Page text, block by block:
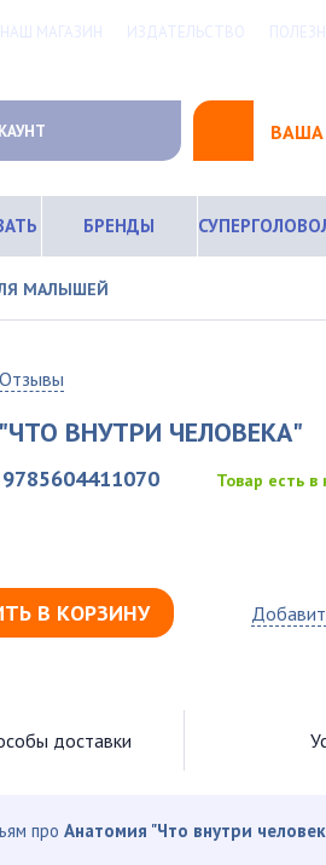
НАШ МАГАЗИН ИЗДАТЕЛЬСТВО
ВАША
БРЕНДЫ
МАЛЫШЕЙ
Отзывы
ВНУТРИ ЧЕЛОВЕКА"
9785604411070 Товар есть в
В КОРЗИНУ
доставки
проАнатомия "Что внутри